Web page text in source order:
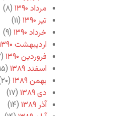
مرداد ۱۳۹۰
(۸)
تیر ۱۳۹۰
(۱۱)
خرداد ۱۳۹۰
(۹)
اردیبهشت ۱۳۹۰
فروردین ۱۳۹۰
(۷)
اسفند ۱۳۸۹
(۱۵)
بهمن ۱۳۸۹
(۲۰)
دی ۱۳۸۹
(۱۷)
آذر ۱۳۸۹
(۱۴)